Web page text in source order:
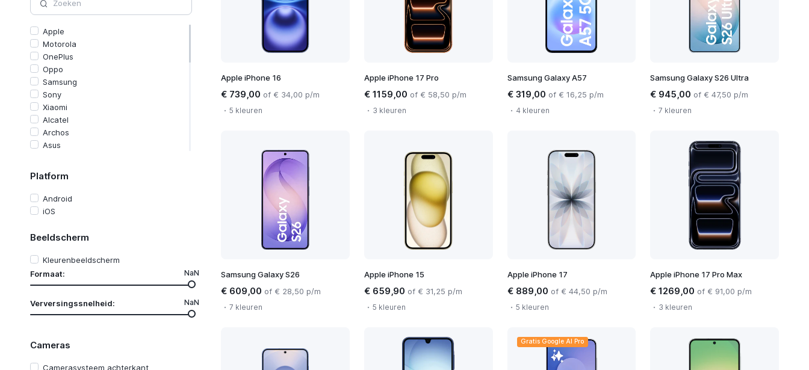
Apple
Motorola
OnePlus
Oppo
Samsung
Sony
Xiaomi
Alcatel
Archos
Asus
Crosscall
Fairphone
Gigaset
HMD
Huawei
Maxcom
Murena
Nothing
realme
Platform
Android
iOS
Beeldscherm
Kleurenbeeldscherm
Formaat:
NaN
Verversingssnelheid: NaN
Cameras
Camerasysteem achterkant
Apple iPhone 16
€ 739,00 of € 34,00 p/m
5 kleuren
Apple iPhone 17 Pro
€ 1159,00 of € 58,50 p/m
3 kleuren
Samsung Galaxy A57
€ 319,00 of € 16,25 p/m
4 kleuren
Samsung Galaxy S26 Ultra
€ 945,00 of € 47,50 p/m
7 kleuren
Samsung Galaxy S26
€ 609,00 of € 28,50 p/m
7 kleuren
Apple iPhone 15
€ 659,90 of € 31,25 p/m
5 kleuren
Apple iPhone 17
€ 889,00 of € 44,50 p/m
5 kleuren
Apple iPhone 17 Pro Max
€ 1269,00 of € 91,00 p/m
3 kleuren
Gratis Google AI Pro